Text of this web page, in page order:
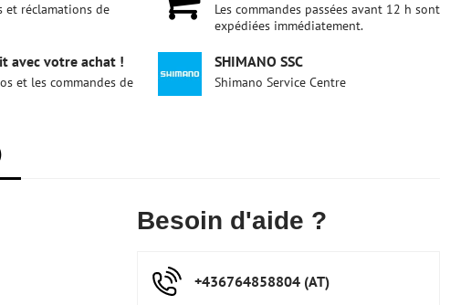
et réclamations de
Les commandes passées avant 12 h sont
expédiées immédiatement.
avec votre achat !
et les commandes de
SHIMANO SSC
Shimano Service Centre
Besoin d'aide ?
+436764858804 (AT)